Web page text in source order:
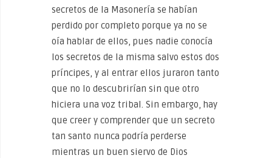
secretos de la Masonería se habían
perdido por completo porque ya no se
oía hablar de ellos, pues nadie conocía
los secretos de la misma salvo estos dos
príncipes, y al entrar ellos juraron tanto
que no lo descubrirían sin que otro
hiciera una voz tribal. Sin embargo, hay
que creer y comprender que un secreto
tan santo nunca podría perderse
mientras un buen siervo de Dios